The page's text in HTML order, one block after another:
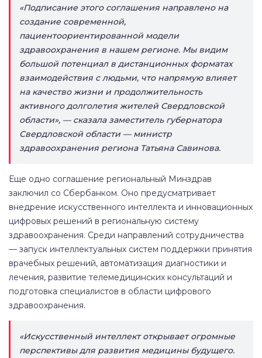
«Подписание этого соглашения направлено на
создание современной,
пациентоориентированной модели
здравоохранения в нашем регионе. Мы видим
большой потенциал в дистанционных форматах
взаимодействия с людьми, что напрямую влияет
на качество жизни и продолжительность
активного долголетия жителей Свердловской
области», — сказала заместитель губернатора
Свердловской области — министр
здравоохранения региона Татьяна Савинова.
Еще одно соглашение региональный Минздрав
заключил со Сбербанком. Оно предусматривает
внедрение искусственного интеллекта и инновационных
цифровых решений в региональную систему
здравоохранения. Среди направлений сотрудничества
— запуск интеллектуальных систем поддержки принятия
врачебных решений, автоматизация диагностики и
лечения, развитие телемедицинских консультаций и
подготовка специалистов в области цифрового
здравоохранения.
«Искусственный интеллект открывает огромные
перспективы для развития медицины будущего.